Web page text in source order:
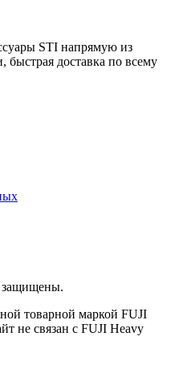
STI напрямую из
доставка по всему
защищены.
товарной маркой FUJI
не связан с FUJI Heavy